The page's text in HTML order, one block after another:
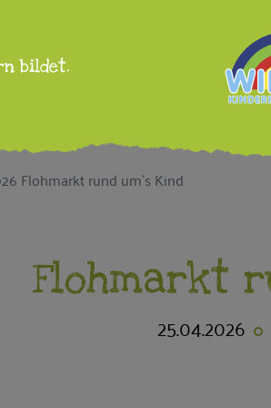
bildet.
Flohmarkt rund um`s Kind
Flohmarkt
25.04.2026